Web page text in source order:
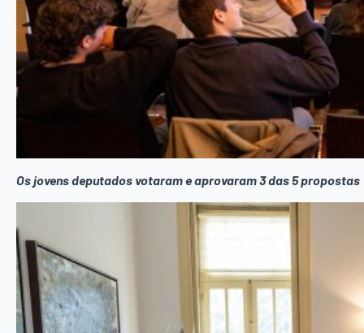
Os jovens deputados votaram e aprovaram 3 das 5 propostas